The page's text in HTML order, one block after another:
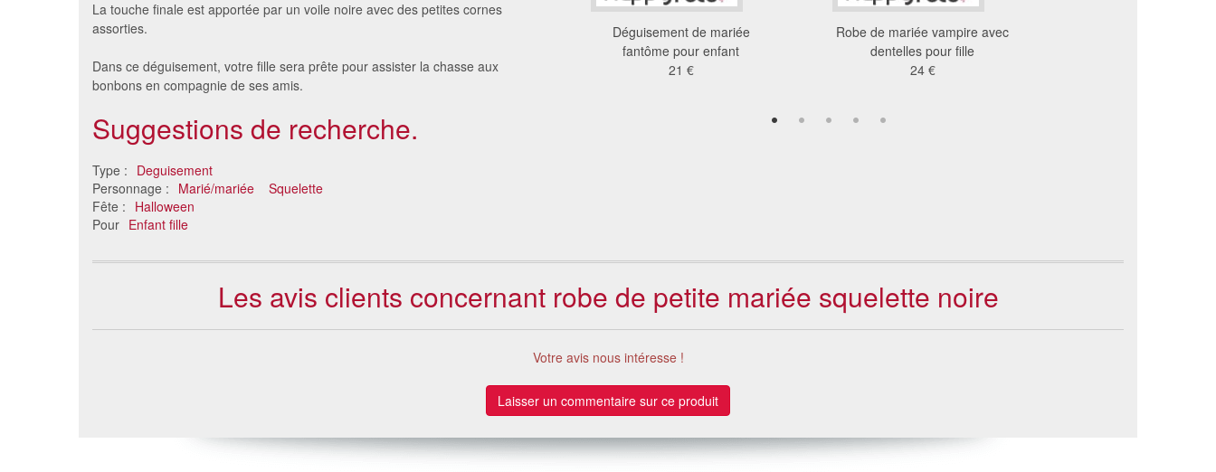
La touche finale est apportée par un voile noire avec des petites cornes
assorties.
Dans ce déguisement, votre fille sera prête pour assister la chasse aux
bonbons en compagnie de ses amis.
Suggestions de recherche.
Type : Deguisement
Personnage : Marié/mariée
Squelette
Fête : Halloween
Pour Enfant fille
Robe noire de mariée fantôme
24 €
33 €
Déguisement de mariée
fantôme pour enfant
21 €
Robe de mariée vampire avec
dentelles pour fille
24 €
Les avis clients concernant robe de petite mariée squelette noire
Votre avis nous intéresse !
Laisser un commentaire sur ce produit